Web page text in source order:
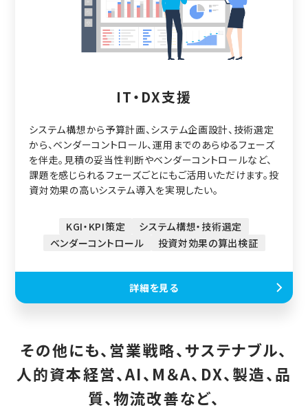
IT・DX支援
システム構想から予算計画、システム企画設計、技術選定
から、ベンダーコントロール、運用までのあらゆるフェーズ
を伴走。見積の妥当性判断やベンダーコントロールなど、
課題を感じられるフェーズごとにもご活用いただけます。投
資対効果の高いシステム導入を実現したい。
KGI・KPI策定
システム構想・技術選定
ベンダーコントロール
投資対効果の算出検証
詳細を見る
その他にも、営業戦略、サステナブル、
人的資本経営、AI、M＆A、DX、製造、品
質、物流改善など、